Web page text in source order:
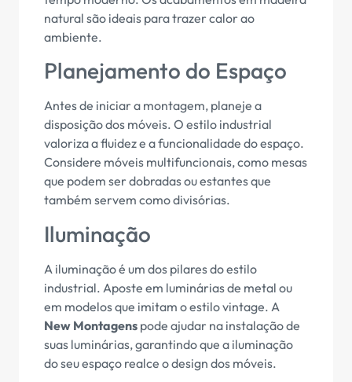
natural são ideais para trazer calor ao
ambiente.
Planejamento do Espaço
Antes de iniciar a montagem, planeje a
disposição dos móveis. O estilo industrial
valoriza a fluidez e a funcionalidade do espaço.
Considere móveis multifuncionais, como mesas
que podem ser dobradas ou estantes que
também servem como divisórias.
Iluminação
A iluminação é um dos pilares do estilo
industrial. Aposte em luminárias de metal ou
em modelos que imitam o estilo vintage. A
New Montagens pode ajudar na instalação de
suas luminárias, garantindo que a iluminação
do seu espaço realce o design dos móveis.